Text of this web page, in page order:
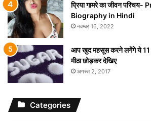
प्रिया गामरे का जीवन
Biography in Hindi
नवम्बर 16, 2022
आप खुद महसूस करने लगेंगे ये 11
मीठा छोड़कर देखिए
अगस्त 2, 2017
Categories